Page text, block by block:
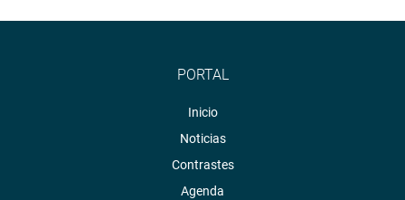
PORTAL
Inicio
Noticias
Contrastes
Agenda